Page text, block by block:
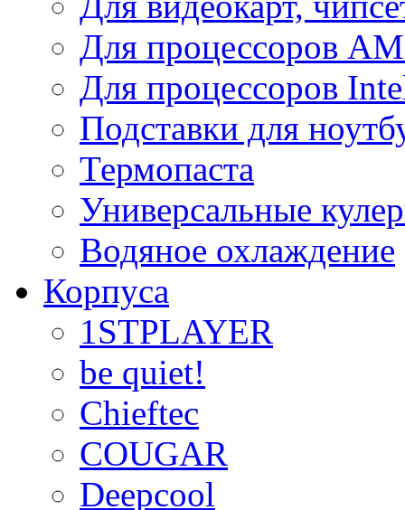
Для процессоров
Для процессоров
Подставки для
Термопаста
Универсальные
Водяное охлаждение
Корпуса
1STPLAYER
be quiet!
Chieftec
COUGAR
Deepcool